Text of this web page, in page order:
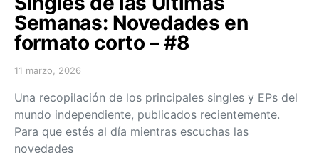
Semanas: Novedades en
formato corto – #8
Posted on
11 marzo, 2026
Una recopilación de los principales singles y EPs del
mundo independiente, publicados recientemente.
Para que estés al día mientras escuchas las
novedades